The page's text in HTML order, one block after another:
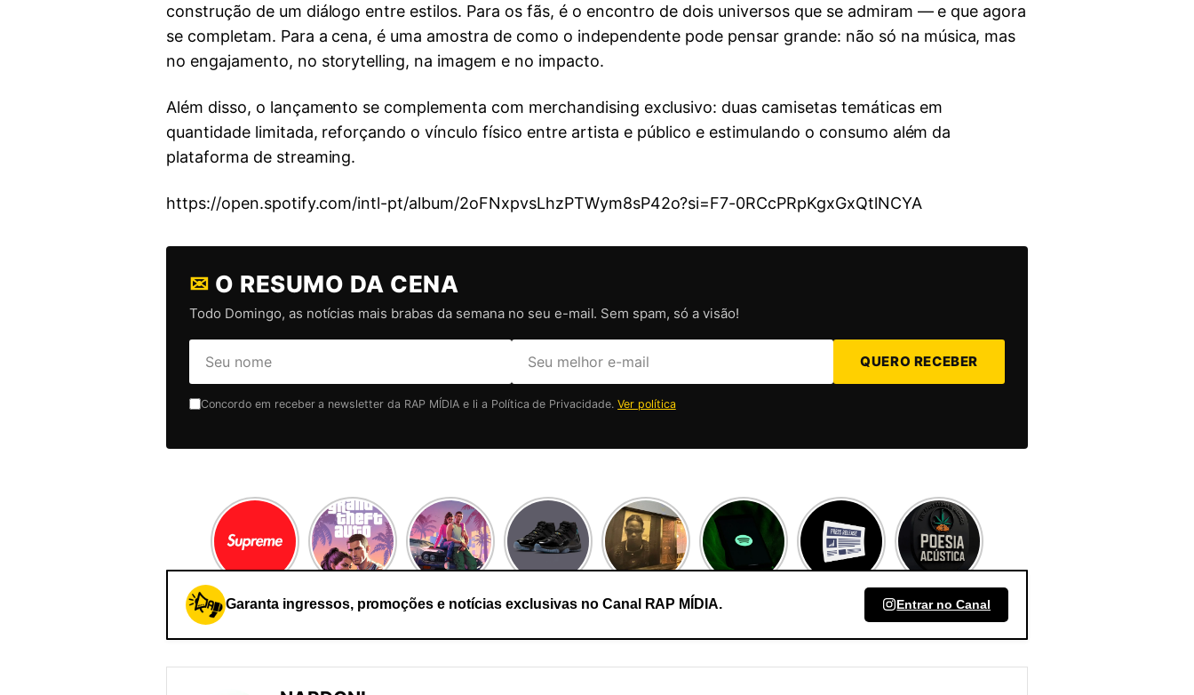
construção de um diálogo entre estilos. Para os fãs, é o encontro de dois universos que se admiram — e que agora
se completam. Para a cena, é uma amostra de como o independente pode pensar grande: não só na música, mas
no engajamento, no storytelling, na imagem e no impacto.
Além disso, o lançamento se complementa com merchandising exclusivo: duas camisetas temáticas em
quantidade limitada, reforçando o vínculo físico entre artista e público e estimulando o consumo além da
plataforma de streaming.
https://open.spotify.com/intl-pt/album/2oFNxpvsLhzPTWym8sP42o?si=F7-0RCcPRpKgxGxQtlNCYA
✉ O RESUMO DA CENA
Todo Domingo, as notícias mais brabas da semana no seu e-mail. Sem spam, só a visão!
QUERO RECEBER
Concordo em receber a newsletter da RAP MÍDIA e li a Política de Privacidade.Ver política
Garanta ingressos, promoções e notícias exclusivas no Canal RAP MÍDIA. Entrar no Canal